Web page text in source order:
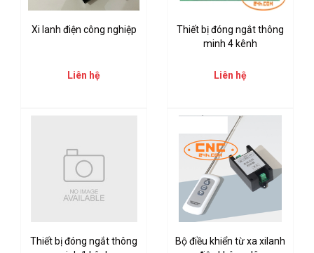
Xi lanh điện công nghiệp
Liên hệ
Thiết bị đóng ngắt thông
minh 4 kênh
Liên hệ
Thiết bị đóng ngắt thông
Bộ điều khiển từ xa xilanh